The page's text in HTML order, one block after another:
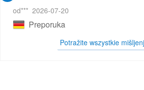
od*** 2026-07-20
Preporuka
Potražite wszystkie